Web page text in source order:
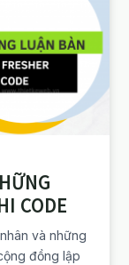
CODE
và những
đồng lập